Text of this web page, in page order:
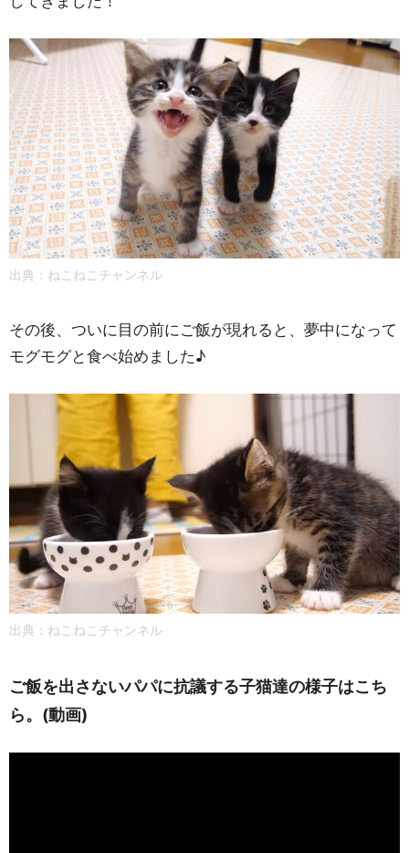
出典： ねこねこチャンネル
その後、ついに目の前にご飯が現れると、夢中になって
モグモグと食べ始めました♪
出典：ねこねこチャンネル
ご飯を出さないパパに抗議する子猫達の様子はこち
ら。(動画)